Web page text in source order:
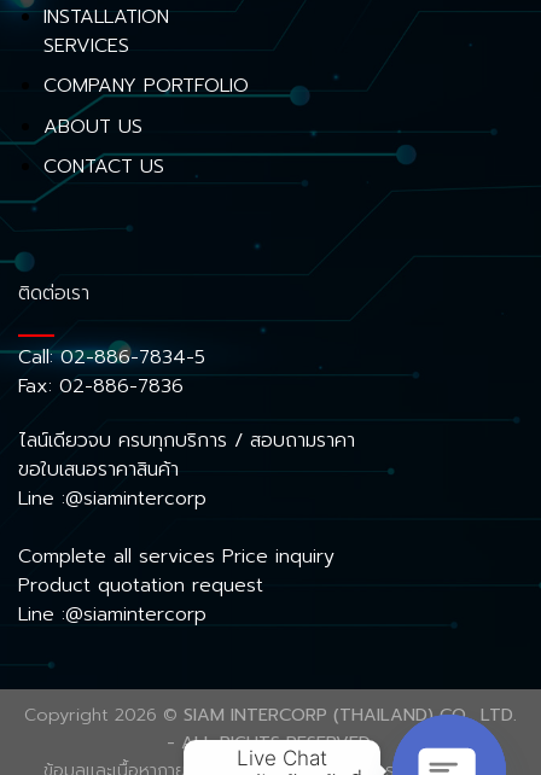
INSTALLATION
SERVICES
COMPANY PORTFOLIO
ABOUT US
CONTACT US
ติดต่อเรา
Call:02-886-7834-5
Fax: 02-886-7836
ไลน์เดียวจบ ครบทุกบริการ / สอบถามราคา
ขอใบเสนอราคาสินค้า
Line :@siamintercorp
Complete all services Price inquiry
Product quotation request
Line :@siamintercorp
Copyright 2026 © SIAM INTERCORP (THAILAND) CO., LTD.
- ALL RIGHTS RESERVED.
Live Chat